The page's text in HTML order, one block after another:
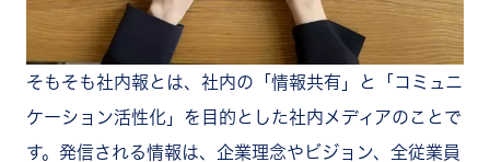
ourly
SOLANOWA
社内報アプリ
Web社内報ツールの選定ポイント
必要な機能が搭載されているか
使いやすいか
そもそも社内報とは、社内の「情報共有」と「コミュニ
ケーション活性化」を目的とした社内メディアのことで
す。発信される情報は、企業理念やビジョン、全従業員